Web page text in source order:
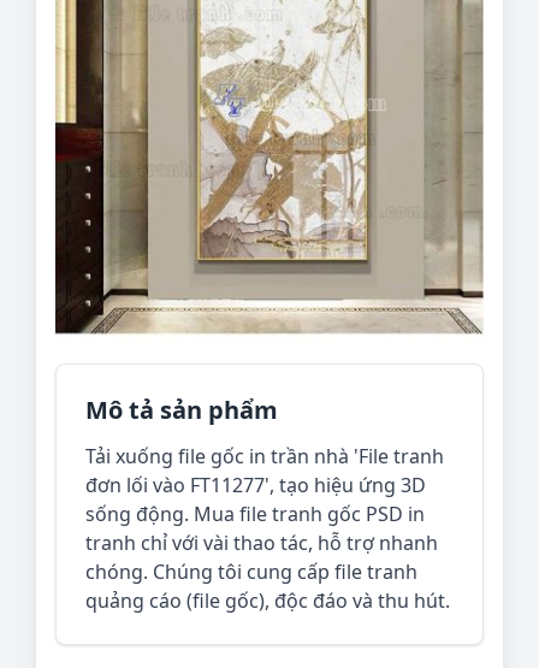
Mô tả sản phẩm
Tải xuống file gốc in trần nhà 'File tranh
đơn lối vào FT11277', tạo hiệu ứng 3D
sống động. Mua file tranh gốc PSD in
tranh chỉ với vài thao tác, hỗ trợ nhanh
chóng. Chúng tôi cung cấp file tranh
quảng cáo (file gốc), độc đáo và thu hút.